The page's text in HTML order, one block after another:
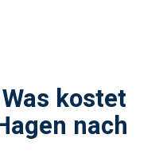
kostet
nach